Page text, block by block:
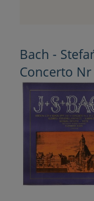
Bach -
Concerto Nr